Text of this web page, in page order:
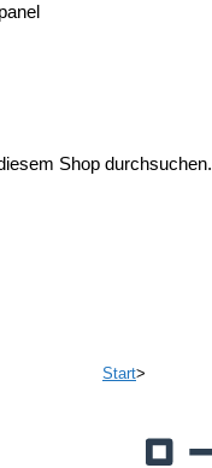
Shop durchsuchen.
Start>